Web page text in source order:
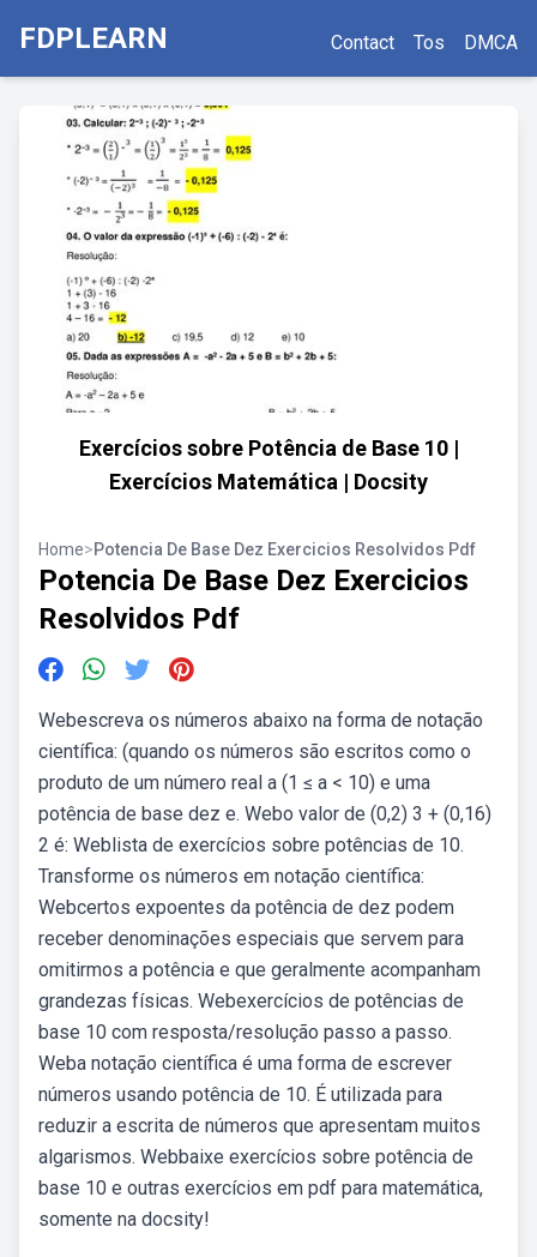
FDPLEARN Contact Tos DMCA
Exercícios sobre Potência de Base 10 |
Exercícios Matemática | Docsity
Home>Potencia De Base Dez Exercicios Resolvidos Pdf
Potencia De Base Dez Exercicios
Resolvidos Pdf
Webescreva os números abaixo na forma de notação
científica: (quando os números são escritos como o
produto de um número real a (1 ≤ a < 10) e uma
potência de base dez e. Webo valor de (0,2) 3 + (0,16)
2 é: Weblista de exercícios sobre potências de 10.
Transforme os números em notação científica:
Webcertos expoentes da potência de dez podem
receber denominações especiais que servem para
omitirmos a potência e que geralmente acompanham
grandezas físicas. Webexercícios de potências de
base 10 com resposta/resolução passo a passo.
Weba notação científica é uma forma de escrever
números usando potência de 10. É utilizada para
reduzir a escrita de números que apresentam muitos
algarismos. Webbaixe exercícios sobre potência de
base 10 e outras exercícios em pdf para matemática,
somente na docsity!